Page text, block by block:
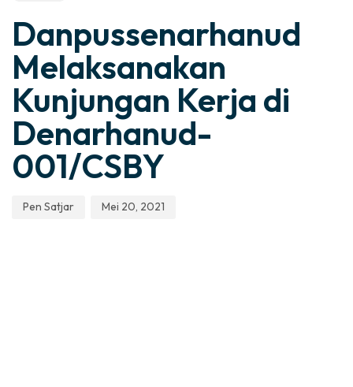
Danpussenarhanud
Melaksanakan
Kunjungan Kerja di
Denarhanud-
001/CSBY
Pen Satjar Mei 20, 2021